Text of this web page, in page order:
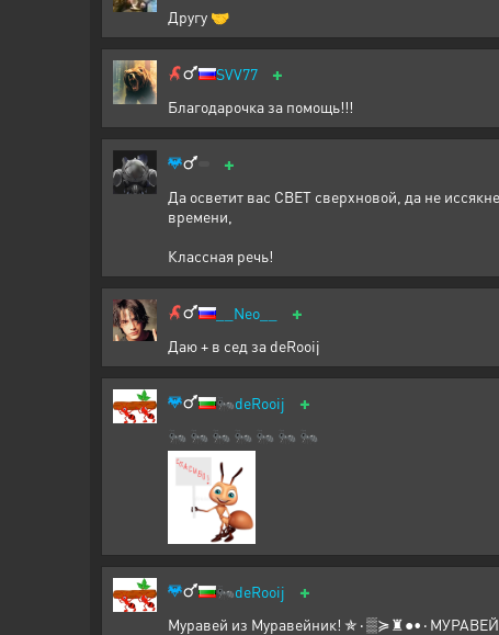
Другу 🤝
SVV77 +
Благодарочка за помощь!!!
+
Да осветит вас СВЕТ сверхновой, да не
времени,
Классная речь!
__Neo__ +
Даю + в сед за deRooij
🐜deRooij +
🐜 🐜 🐜 🐜 🐜 🐜 🐜
🐜deRooij +